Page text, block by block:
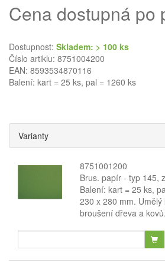
Cena dostupná po
Dostupnost: Skladem: > 100 ks
Číslo artiklu: 8751004200
EAN: 8593534870116
Balení: kart = 25 ks, pal = 1260 ks
Varianty
8751001200
Brus. papír - typ 145,
Balení: kart = 25 ks,
230 x 280 mm.
broušení dřeva a kovů.